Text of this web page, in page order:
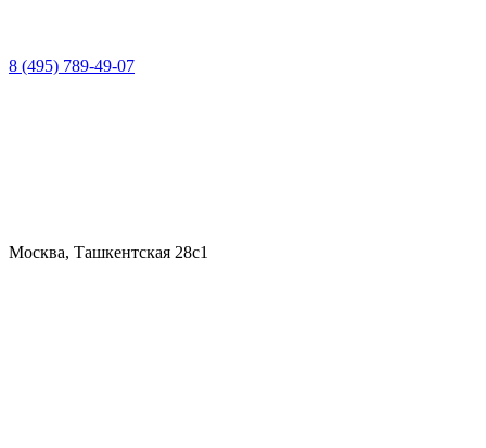
8 (495) 789-49-07
Москва, Ташкентская 28с1